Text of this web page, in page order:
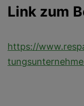
Link zum
https://